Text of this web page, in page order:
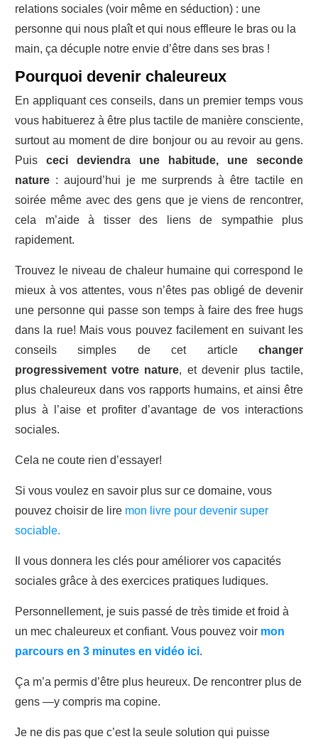
relations sociales (voir même en séduction) : une
personne qui nous plaît et qui nous effleure le bras ou la
main, ça décuple notre envie d’être dans ses bras !
Pourquoi devenir chaleureux
En appliquant ces conseils, dans un premier temps vous
vous habituerez à être plus tactile de manière consciente,
surtout au moment de dire bonjour ou au revoir au gens.
Puis ceci deviendra une habitude, une seconde
nature : aujourd’hui je me surprends à être tactile en
soirée même avec des gens que je viens de rencontrer,
cela m’aide à tisser des liens de sympathie plus
rapidement.
Trouvez le niveau de chaleur humaine qui correspond le
mieux à vos attentes, vous n’êtes pas obligé de devenir
une personne qui passe son temps à faire des free hugs
dans la rue! Mais vous pouvez facilement en suivant les
conseils simples de cet articlechanger
progressivement votre nature, et devenir plus tactile,
plus chaleureux dans vos rapports humains, et ainsi être
plus à l’aise et profiter d’avantage de vos interactions
sociales.
Cela ne coute rien d’essayer!
Si vous voulez en savoir plus sur ce domaine, vous
pouvez choisir de lire mon livre pour devenir super
sociable.
Il vous donnera les clés pour améliorer vos capacités
sociales grâce à des exercices pratiques ludiques.
Personnellement, je suis passé de très timide et froid à
un mec chaleureux et confiant. Vous pouvez voir mon
parcours en 3 minutes en vidéo ici.
Ça m’a permis d’être plus heureux. De rencontrer plus de
gens —y compris ma copine.
Je ne dis pas que c’est la seule solution qui puisse